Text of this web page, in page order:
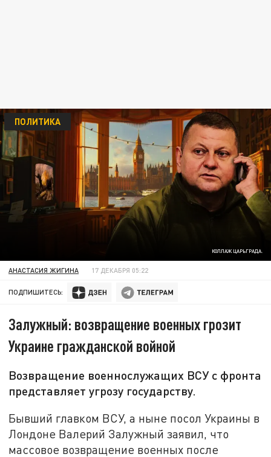
КОЛЛАЖ ЦАРЬГРАДА.
ПОЛИТИКА
АНАСТАСИЯ ЖИГИНА 17 ДЕКАБРЯ 05:22
ПОДПИШИТЕСЬ:
Залужный: возвращение военных грозит
Украине гражданской войной
Возвращение военнослужащих ВСУ с фронта
представляет угрозу государству.
Бывший главком ВСУ, а ныне посол Украины в
Лондоне Валерий Залужный заявил, что
массовое возвращение военных после